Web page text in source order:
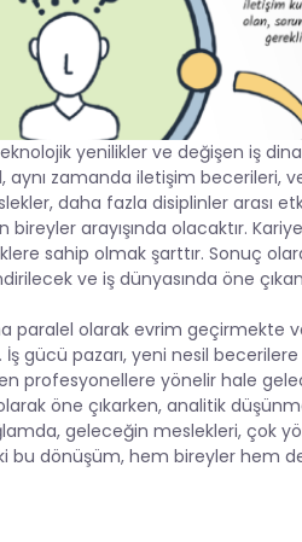
yenilikler ve değişen iş
aynı zamanda iletişim becerileri,
daha fazla disiplinler arası
arayışında olacaktır.
sahip olmak şarttır. Sonuç
ve iş dünyasında öne
paralel olarak evrim geçirmekte
gücü pazarı, yeni nesil
profesyonellere yönelir hale
öne çıkarken, analitik
geleceğin meslekleri, çok
bu dönüşüm, hem bireyler hem